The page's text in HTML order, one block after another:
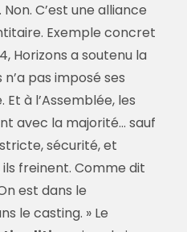
C’est une alliance
Exemple concret
Horizons a soutenu la
pas imposé ses
à l’Assemblée, les
avec la majorité… sauf
sécurité, et
freinent. Comme dit
est dans le
le casting. » Le